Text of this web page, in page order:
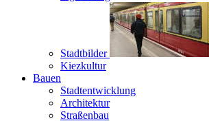
Stadtbilder
Kiezkultur
Bauen
Stadtentwicklung
Architektur
Straßenbau